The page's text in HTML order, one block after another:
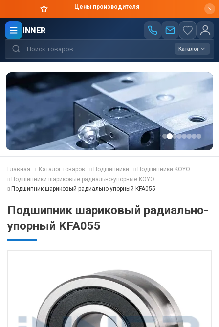
Цены производителя
INNER
Каталог
Главная Каталог товаров Подшипники
Подшипники KOYO
Подшипники шариковые радиально-упорные KOYO
Подшипник шариковый радиально-упорный KFA055
Подшипник шариковый радиально-
упорный KFA055